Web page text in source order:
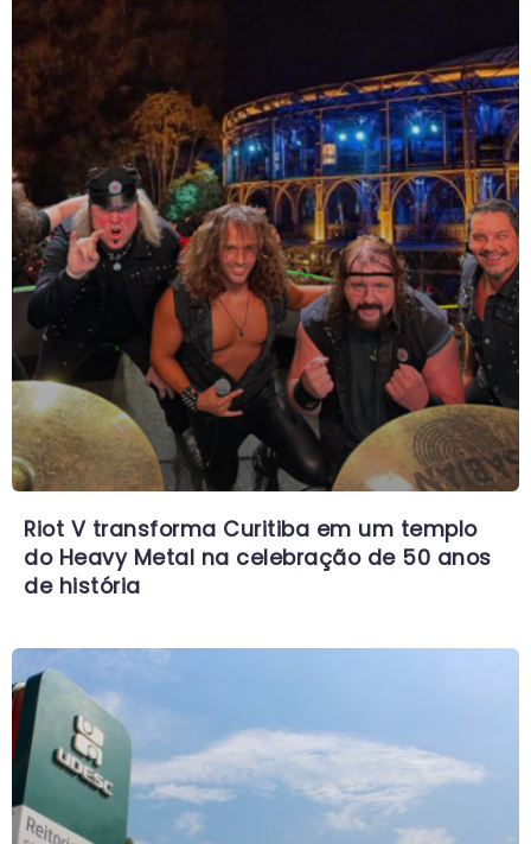
Riot V transforma Curitiba em um templo
do Heavy Metal na celebração de 50 anos
de história